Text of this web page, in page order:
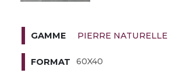
GAMME PIERRE NATURELLE
FORMAT 60X40